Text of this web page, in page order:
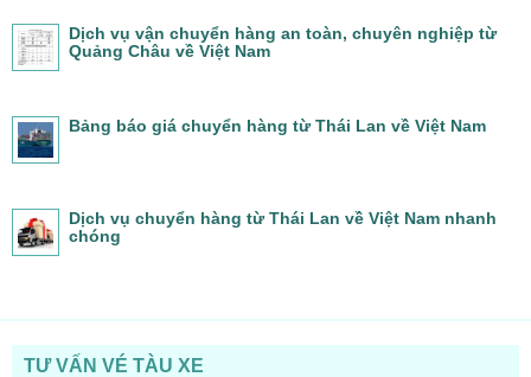
Dịch vụ vận chuyển hàng an toàn, chuyên nghiệp từ
Quảng Châu về Việt Nam
Bảng báo giá chuyển hàng từ Thái Lan về Việt Nam
Dịch vụ chuyển hàng từ Thái Lan về Việt Nam nhanh
chóng
TƯ VẤN VÉ TÀU XE